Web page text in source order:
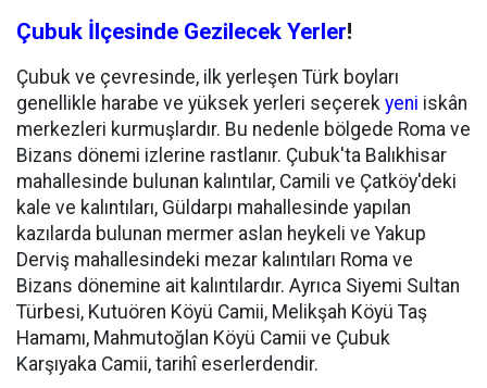
Çubuk İlçesinde Gezilecek Yerler!
Çubuk ve çevresinde, ilk yerleşen Türk boyları
genellikle harabe ve yüksek yerleri seçerek yeni iskân
merkezleri kurmuşlardır. Bu nedenle bölgede Roma ve
Bizans dönemi izlerine rastlanır. Çubuk'ta Balıkhisar
mahallesinde bulunan kalıntılar, Camili ve Çatköy'deki
kale ve kalıntıları, Güldarpı mahallesinde yapılan
kazılarda bulunan mermer aslan heykeli ve Yakup
Derviş mahallesindeki mezar kalıntıları Roma ve
Bizans dönemine ait kalıntılardır. Ayrıca Siyemi Sultan
Türbesi, Kutuören Köyü Camii, Melikşah Köyü Taş
Hamamı, Mahmutoğlan Köyü Camii ve Çubuk
Karşıyaka Camii, tarihî eserlerdendir.